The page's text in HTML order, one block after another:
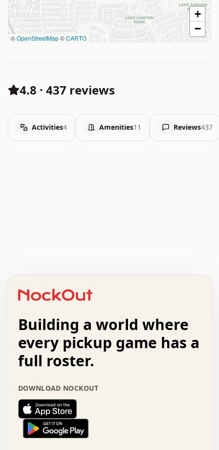
©OpenStreetMap©CARTO
+
−
4.8 · 437 reviews
Activities4 Amenities11 Reviews437
+   .   .   .   .   .   .   .   .   .   +   .   .
.   .   .   .   .   .   .   .   .   .   .   :   .
.   .   .   .   +   .   .   .   .   .   .   .   +
.   :   .   .   .   .   .   .   .   .   o   .   .
.   .   x   .   .   .   .   .   .   :   .   .   o
.   .   .   .   :   .   .   .   .   o   .   .   .
.   .   .   .   .   .   .   :   .   .   .   .   .
.   .   .   .   .   .   .   +   .   .   x   .   .
.   .   .   .   .   :   +   .   .   .   .   .   o
.   .   .   .   .   .   .   .   .   .   .   .   .
.   .   :   o   .   .   .   .   .   .   .   +   .
.   o   .   .   .   .   x   .   .   .   .   .   .
Building a world where
every pickup game has a
full roster.
DOWNLOAD NOCKOUT